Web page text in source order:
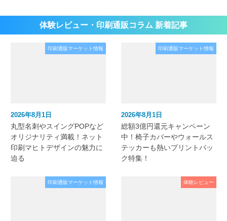
体験レビュー・印刷通販コラム 新着記事
印刷通販マーケット情報
2026年8月1日
丸型名刺やスイングPOPなど
オリジナリティ満載！ネット
印刷マヒトデザインの魅力に
迫る
印刷通販マーケット情報
2026年8月1日
総額3億円還元キャンペーン
中！椅子カバーやウォールス
テッカーも熱いプリントパッ
ク特集！
印刷通販マーケット情報 体験レビュー